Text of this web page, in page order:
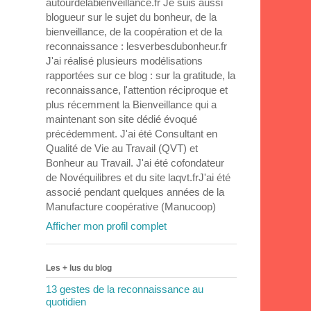
blogueur sur le sujet du bonheur, de la
bienveillance, de la coopération et de la
reconnaissance : lesverbesdubonheur.fr
J'ai réalisé plusieurs modélisations
rapportées sur ce blog : sur la gratitude, la
reconnaissance, l'attention réciproque et
plus récemment la Bienveillance qui a
maintenant son site dédié évoqué
précédemment. J'ai été Consultant en
Qualité de Vie au Travail (QVT) et
Bonheur au Travail. J'ai été cofondateur
de Novéquilibres et du site laqvt.frJ'ai été
associé pendant quelques années de la
Manufacture coopérative (Manucoop)
Afficher mon profil complet
Les + lus du blog
13 gestes de la reconnaissance au
quotidien